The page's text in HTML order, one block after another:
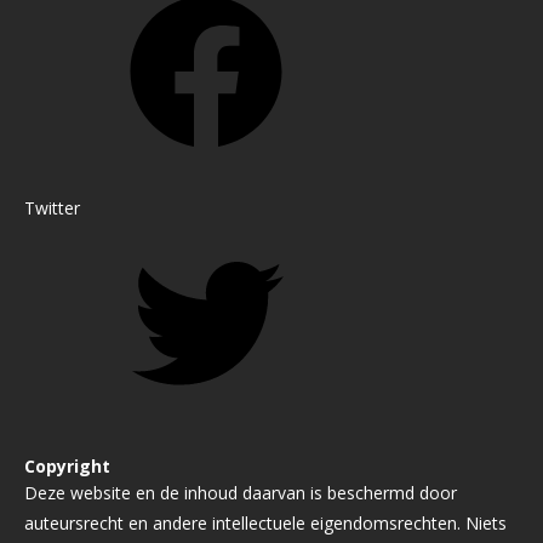
Twitter
Copyright
Deze website en de inhoud daarvan is beschermd door
auteursrecht en andere intellectuele eigendomsrechten. Niets